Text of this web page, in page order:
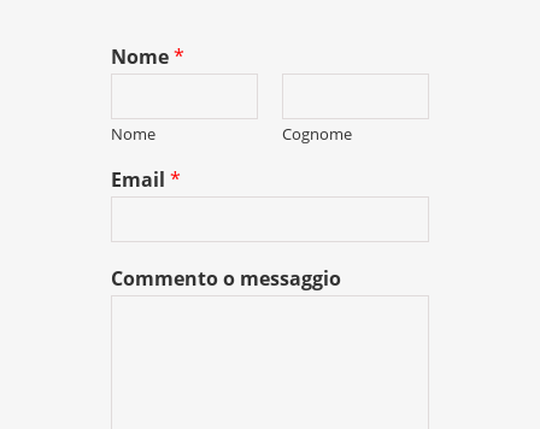
Nome*
Nome Cognome
Email*
Commento o messaggio